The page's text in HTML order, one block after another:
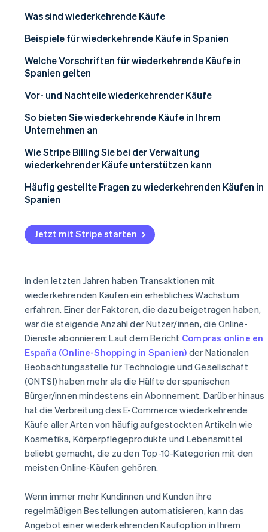
Betrugsprävention
Atlas
Start-up-Gründung
CO₂-Entnahme
Identity
Online-Identitätsprüfung
Stripe-Sessions 2026
Erfahren Sie, wie Stripe Lösungen für die
Jetzt ansehen
Partner
Stripe App-Marktplatz
Was sind wiederkehrende Käufe
Beispiele für wiederkehrende Käufe in Spanien
Dienstleistungen auf Abo-Basis
Wiederkehrende Käufe in E-Commerce-Shops
Welche Vorschriften für wiederkehrende Käufe in
Spanien gelten
Vor- und Nachteile wiederkehrender Käufe
Vorteile für Unternehmen
Vorteile für Kundinnen und Kunden
Nachteile für Kundinnen und Kunden
So bieten Sie wiederkehrende Käufe in Ihrem
Unternehmen an
Wie Stripe Billing Sie bei der Verwaltung
wiederkehrender Käufe unterstützen kann
Häufig gestellte Fragen zu wiederkehrenden Käufen in
Spanien
Gesamtpreis eines wiederkehrenden Kaufs nicht im
Voraus berechnen kann?
fehlschlägt?
Ist es rechtmäßig, kostenlose Testversionen
anzubieten, die in wiederkehrende Käufe umgewandelt
werden?
Jetzt mit Stripe starten
In den letzten Jahren haben Transaktionen mit
wiederkehrenden Käufen ein erhebliches Wachstum
erfahren. Einer der Faktoren, die dazu beigetragen haben,
war die steigende Anzahl der Nutzer/innen, die Online-
Dienste abonnieren: Laut dem Bericht Compras online en
España (Online-Shopping in Spanien) der Nationalen
Beobachtungsstelle für Technologie und Gesellschaft
(ONTSI) haben mehr als die Hälfte der spanischen
Bürger/innen mindestens ein Abonnement. Darüber hinaus
hat die Verbreitung des E-Commerce wiederkehrende
Käufe aller Arten von häufig aufgestockten Artikeln wie
Kosmetika, Körperpflegeprodukte und Lebensmittel
beliebt gemacht, die zu den Top-10-Kategorien mit den
meisten Online-Käufen gehören.
Wenn immer mehr Kundinnen und Kunden ihre
regelmäßigen Bestellungen automatisieren, kann das
Angebot einer wiederkehrenden Kaufoption in Ihrem